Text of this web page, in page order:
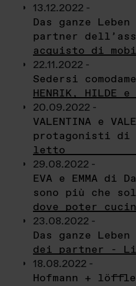
13.12.2022 -
Das ganze
partner
acquisto di
22.11.2022 -
Sedersi
HENRIK, HILDE e
20.09.2022 -
VALENTINA e
protagonisti di
letto
29.08.2022 -
EVA e EMMA di
sono più che
dove poter
23.08.2022 -
Das ganze
dei partner -
18.08.2022 -
Hofmann +